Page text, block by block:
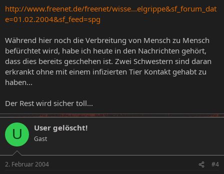
http://www.freenet.de/freenet/wisse...elgrippe&sf_forum_dat
e=01.02.2004&sf_feed=spg
Während hier noch die Verbreitung von Mensch zu Mensch
befürchtet wird, habe ich heute in den Nachrichten gehört,
dass dies bereits geschehen ist. Zwei Schwestern sind daran
erkrankt ohne mit einem infizierten Tier Kontakt gehabt zu
haben...
Der Rest wird sicher toll...
U User gelöscht!
Gast
2. Februar 2004 #4